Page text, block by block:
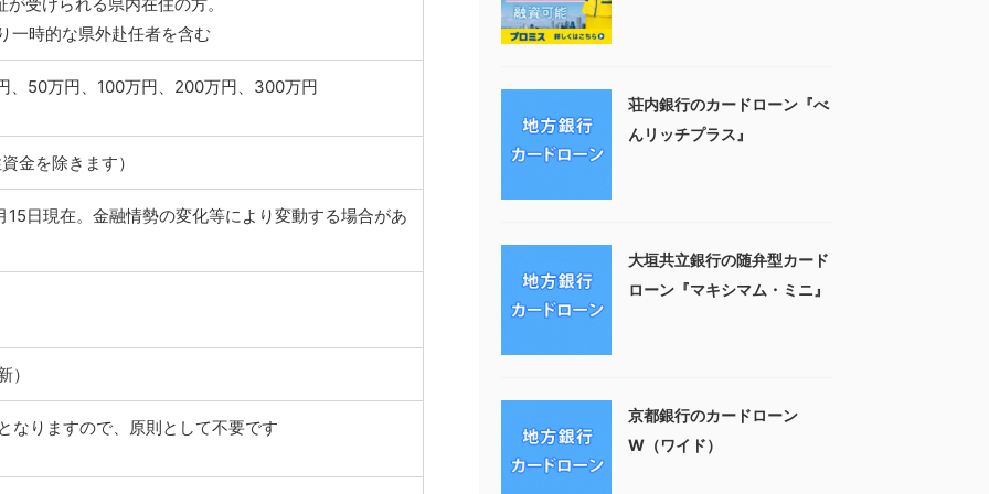
一時的な県外赴任者を含む
、50万円、100万円、200万円、300万円
金を除きます）
日現在。金融情勢の変化等により変動する場合があ
）
なりますので、原則として不要です
荘内銀行のカードローン『べ
んリッチプラス』
大垣共立銀行の随弁型カード
ローン『マキシマム・ミニ』
京都銀行のカードローン
W（ワイド）